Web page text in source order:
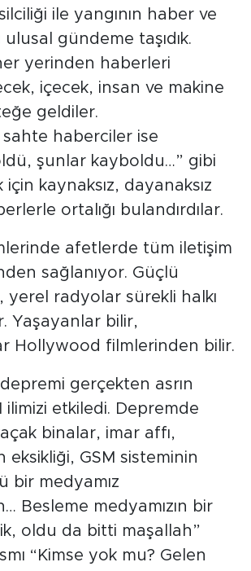
ile yangının haber ve
gündeme taşıdık.
yerinden haberleri
içecek, insan ve makine
geldiler.
sahte haberciler ise
şunlar kayboldu…” gibi
kaynaksız, dayanaksız
ortalığı bulandırdılar.
afetlerde tüm iletişim
sağlanıyor. Güçlü
yerel radyolar sürekli halkı
Yaşayanlar bilir,
Hollywood filmlerinden bilir.
gerçekten asrın
ilimizi etkiledi. Depremde
binalar, imar affı,
eksikliği, GSM sisteminin
bir medyamız
Besleme medyamızın bir
oldu da bitti maşallah”
“Kimse yok mu? Gelen